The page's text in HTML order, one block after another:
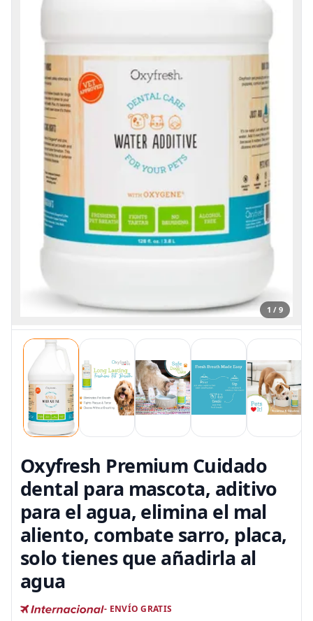
1 / 9
Oxyfresh Premium Cuidado
dental para mascota, aditivo
para el agua, elimina el mal
aliento, combate sarro, placa,
solo tienes que añadirla al
agua
- ENVÍO GRATIS